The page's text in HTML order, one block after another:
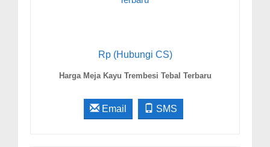
Rp (Hubungi CS)
Harga Meja Kayu Trembesi Tebal Terbaru
Email SMS